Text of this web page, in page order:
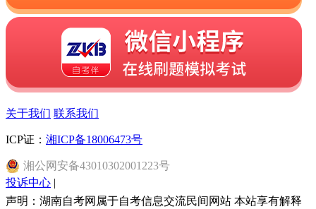
关于我们 联系我们
ICP证： 湘ICP备18006473号
湘公网安备43010302001223号
投诉中心 |
声明：湖南自考网属于自考信息交流民间网站 本站享有解释